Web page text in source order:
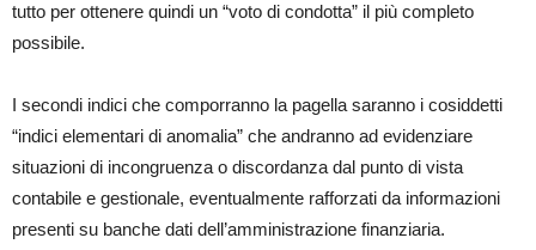
tutto per ottenere quindi un “voto di condotta” il più completo
possibile.
I secondi indici che comporranno la pagella saranno i cosiddetti
“indici elementari di anomalia” che andranno ad evidenziare
situazioni di incongruenza o discordanza dal punto di vista
contabile e gestionale, eventualmente rafforzati da informazioni
presenti su banche dati dell’amministrazione finanziaria.